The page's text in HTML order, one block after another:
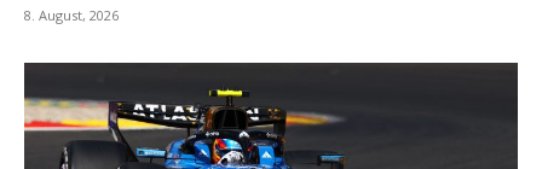
8. August, 2026